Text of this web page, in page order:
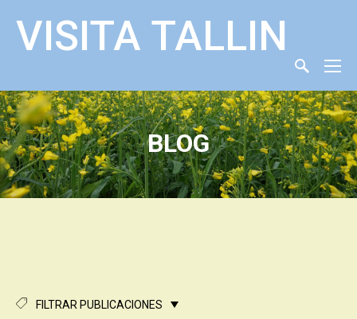
VISITA TALLIN
BLOG
FILTRAR PUBLICACIONES